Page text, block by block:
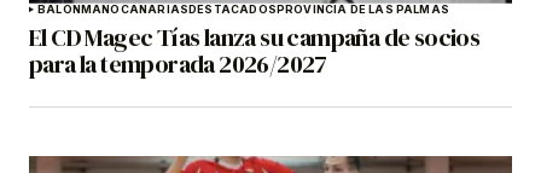
BALONMANOCANARIASDESTACADOSPROVINCIA DE LAS PALMAS
El CD Magec Tías lanza su campaña de socios
para la temporada 2026/2027